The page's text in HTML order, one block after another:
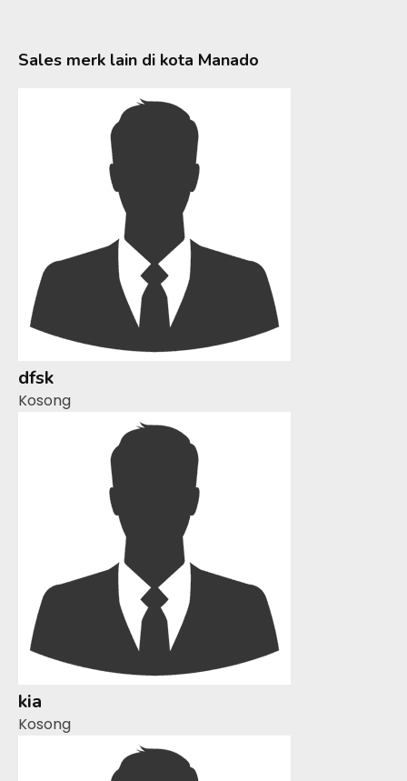
Sales merk lain di kota Manado
dfsk
Kosong
kia
Kosong